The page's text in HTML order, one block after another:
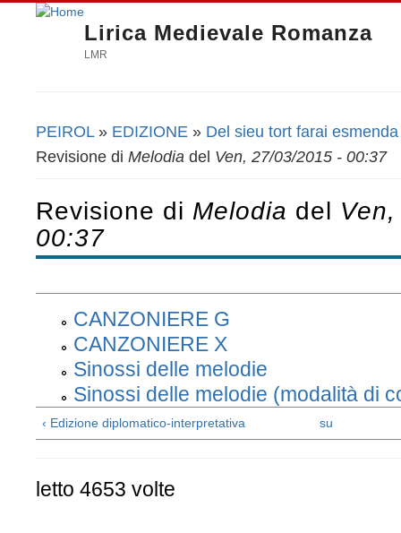
Lirica Medievale Romanza
LMR
Tu sei qui
PEIROL» EDIZIONE » Del sieu tort farai esmenda
Revisione di Melodia del Ven, 27/03/2015 - 00:37
Revisione di Melodia del
00:37
CANZONIERE G
CANZONIERE X
Sinossi delle melodie
Sinossi delle melodie (modalità di
‹ Edizione diplomatico-interpretativa su
letto 4653 volte